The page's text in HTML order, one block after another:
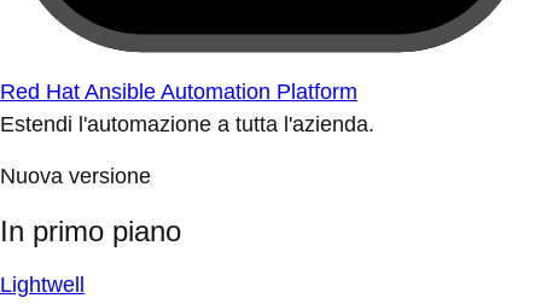
Red Hat Ansible Automation Platform
Estendi l'automazione a tutta l'azienda.
Nuova versione
In primo piano
Lightwell